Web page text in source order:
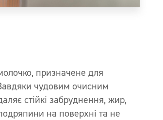
призначене для
чудовим очисним
стійкі забруднення, жир,
на поверхні та не